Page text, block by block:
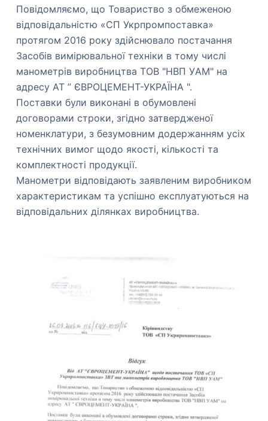
Повідомляємо, що Товариство з обмеженою
відповідальністю «СП Укрпромпоставка»
протягом 2016 року здійснювало постачання
Засобів вимірювальної техніки в тому числі
манометрів виробництва ТОВ "НВП УAM" на
адресу АТ ” ЄВРОЦЕМЕНТ-УКРАЇНА ".
Поставки були виконані в обумовлені
договорами строки, згідно затвердженої
номенклатури, з безумовним додержанням усіх
технічних вимог щодо якості, кількості та
комплектності продукції.
Манометри відповідають заявленим виробником
характеристикам та успішно експлуатуються на
відповідальних ділянках виробництва.